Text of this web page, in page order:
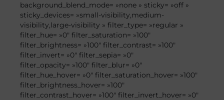
background_blend_mode= »none » sticky= »off »
sticky_devices= »small-visibility,medium-
visibility,large-visibility » filter_type= »regular »
filter_hue= »0″ filter_saturation= »100″
filter_brightness= »100″ filter_contrast= »100″
filter_invert= »0″ filter_sepia= »0″
filter_opacity= »100″ filter_blur= »0″
filter_hue_hover= »0″ filter_saturation_hover= »100″
filter_brightness_hover= »100″
filter_contrast_hover= »100″ filter_invert_hover= »0″